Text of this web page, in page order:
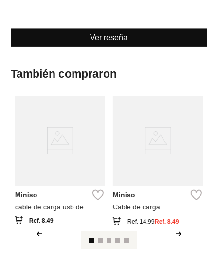
Ver reseña
También compraron
Miniso
cable de carga usb de
silicona colección cooky bt21
babyRef.8.49
Miniso
Cable de carga
Ref.14.99Ref.8.49